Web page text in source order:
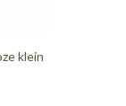
klein